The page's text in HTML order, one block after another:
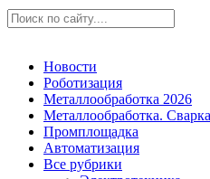
Новости
Роботизация
Металлообработка 2026
Металлообработка.
Промплощадка
Автоматизация
Все рубрики